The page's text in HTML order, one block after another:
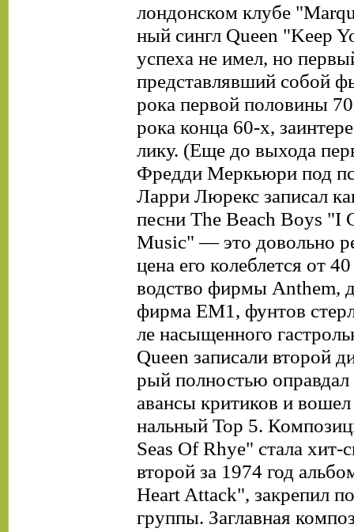
лондонском клубе
ный сингл Queen "Keep
успеха не имел, но
представлявший собой
рока первой половины
рока конца 60-х,
лику. (Еще до выхода
Фредди Меркьюри под
Ларри Люрекс записал
песни The Beach Boys "I
Music" — это довольно
цена его колеблется от
водство фирмы Anthem,
фирма ЕМ1, фунтов
ле насыщенного
Queen записали второй
рый полностью
авансы критиков и
нальный Тор 5.
Seas Of Rhye" стала хит-
второй за 1974 год
Heart Attack", закрепил
группы. Заглавная